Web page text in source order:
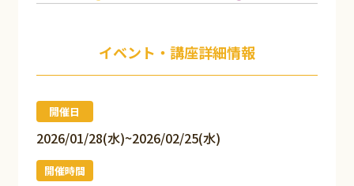
イベント・講座詳細情報
開催日
2026/01/28(水)~2026/02/25(水)
開催時間